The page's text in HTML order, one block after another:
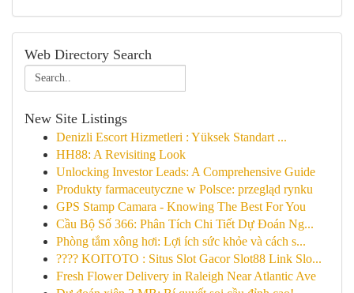
Web Directory Search
New Site Listings
Denizli Escort Hizmetleri : Yüksek Standart ...
HH88: A Revisiting Look
Unlocking Investor Leads: A Comprehensive Guide
Produkty farmaceutyczne w Polsce: przegląd rynku
GPS Stamp Camara - Knowing The Best For You
Cầu Bộ Số 366: Phân Tích Chi Tiết Dự Đoán Ng...
Phòng tắm xông hơi: Lợi ích sức khỏe và cách s...
???? KOITOTO : Situs Slot Gacor Slot88 Link Slo...
Fresh Flower Delivery in Raleigh Near Atlantic Ave